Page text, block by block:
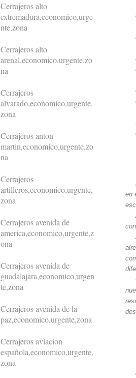
en
Cerrajeros alto
extremadura,economico,urge
nte,zona
Cerrajeros alto
arenal,economico,urgente,zo
na
Cerrajeros
alvarado,economico,urgente,
zona
Cerrajeros anton
martin,economico,urgente,zo
na
Cerrajeros
artilleros,economico,urgente,
zona
Cerrajeros avenida de
america,economico,urgente,z
ona
Cerrajeros avenida de
guadalajara,economico,urgen
te,zona
Cerrajeros avenida de la
paz,economico,urgente,zona
Cerrajeros aviacion
española,economico,urgente,
zona